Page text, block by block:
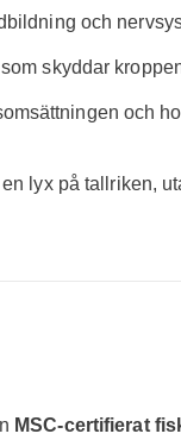
och
skyddar
och
lyx på tallriken,
MSC-certifierat